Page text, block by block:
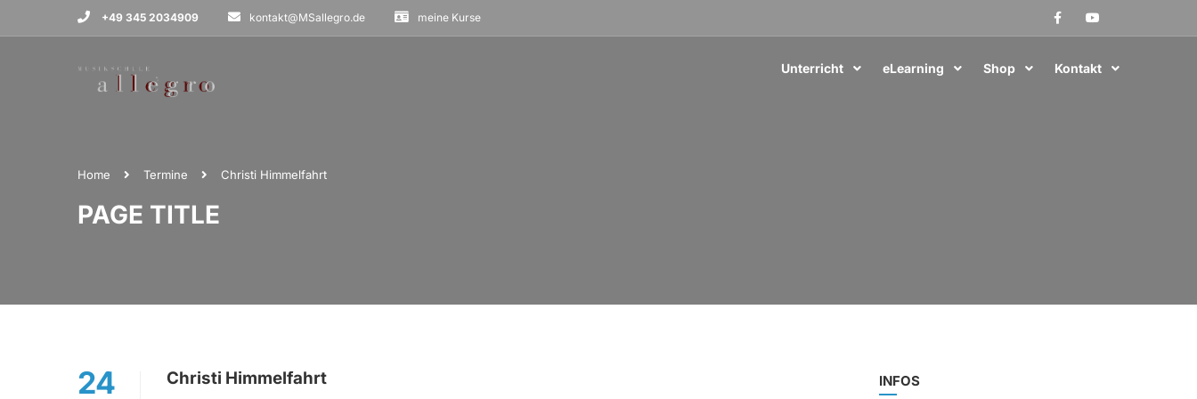
+49 345 2034909 kontakt@MSallegro.de meine Kurse
Unterricht eLearning Shop Kontakt
Home Termine Christi Himmelfahrt
PAGE TITLE
24 Christi Himmelfahrt INFOS